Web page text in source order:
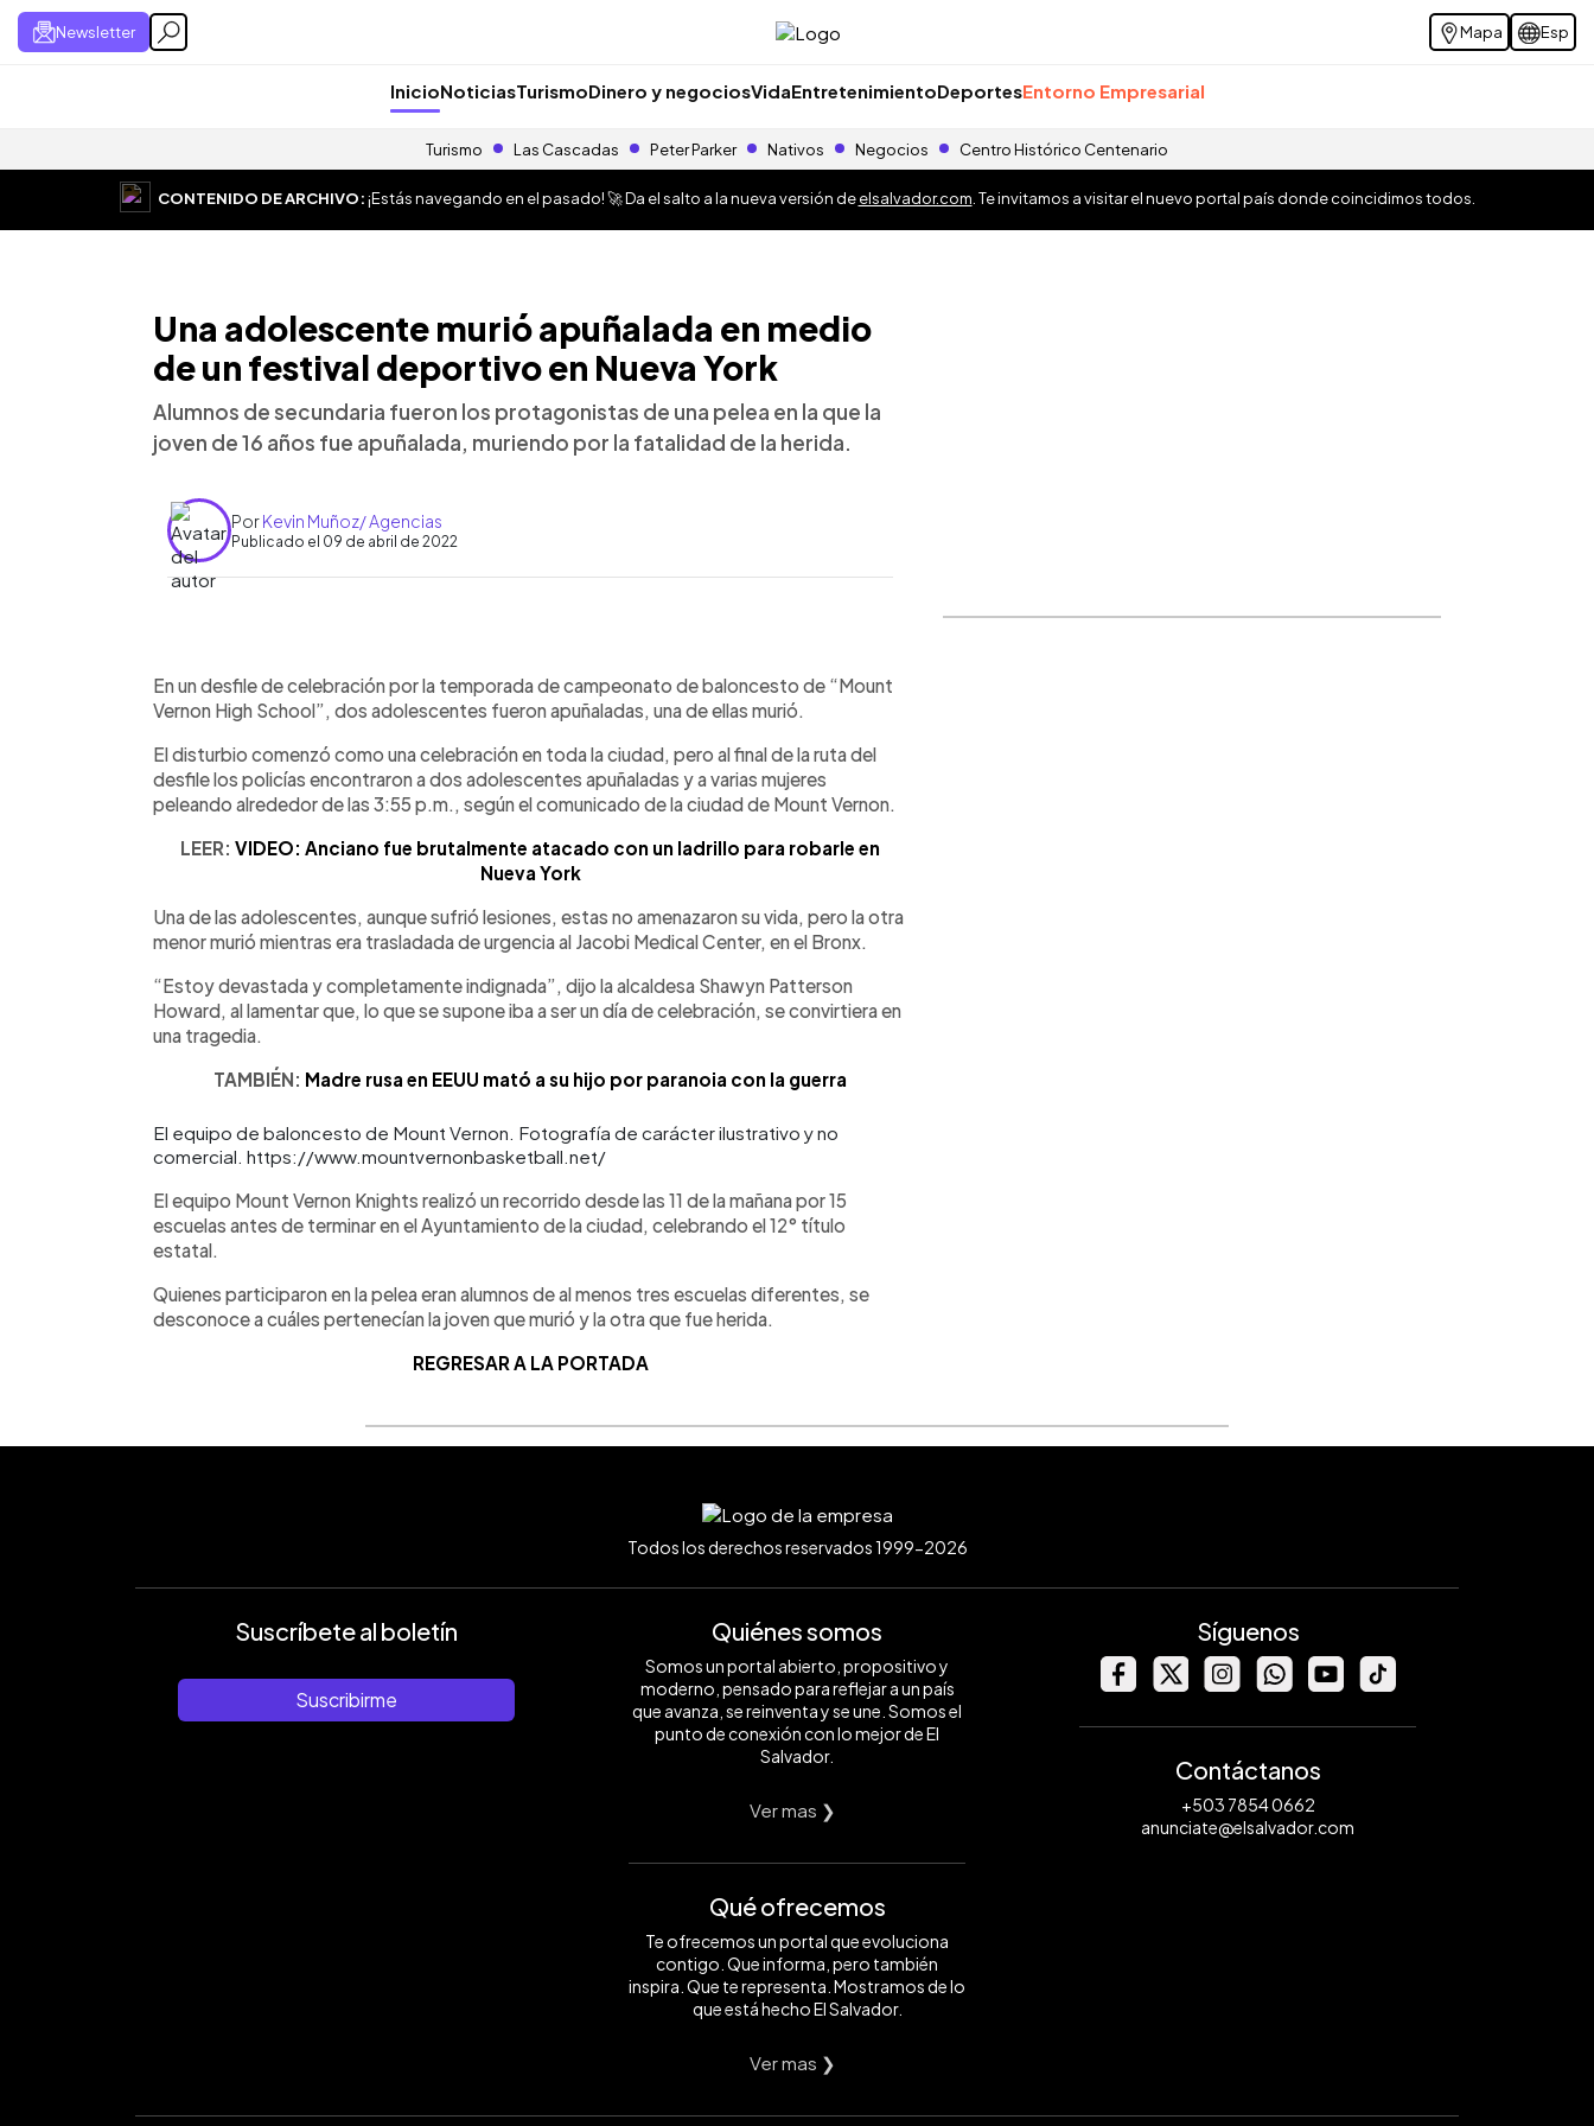
Newsletter Mapa Esp
InicioNoticiasTurismoDinero y negociosVidaEntretenimientoDeportesEntorno Empresarial
Turismo Las Cascadas Peter Parker Nativos Negocios Centro Histórico Centenario
CONTENIDO DE ARCHIVO:¡Estás navegando en el pasado! 🚀 Da el salto a la nueva versión deelsalvador.com . Te invitamos a visitar el nuevo portal país donde coincidimos todos.
Una adolescente murió apuñalada en medio
de un festival deportivo en Nueva York
Alumnos de secundaria fueron los protagonistas de una pelea en la que la
joven de 16 años fue apuñalada, muriendo por la fatalidad de la herida.
PorKevin Muñoz/ Agencias
Publicado el 09 de abril de 2022
► Escuchar artículo
En un desfile de celebración por la temporada de campeonato de baloncesto de “Mount
Vernon High School”, dos adolescentes fueron apuñaladas, una de ellas murió.
El disturbio comenzó como una celebración en toda la ciudad, pero al final de la ruta del
desfile los policías encontraron a dos adolescentes apuñaladas y a varias mujeres
peleando alrededor de las 3:55 p.m., según el comunicado de la ciudad de Mount Vernon.
LEER: VIDEO: Anciano fue brutalmente atacado con un ladrillo para robarle en
Nueva York
Una de las adolescentes, aunque sufrió lesiones, estas no amenazaron su vida, pero la otra
menor murió mientras era trasladada de urgencia al Jacobi Medical Center, en el Bronx.
“Estoy devastada y completamente indignada”, dijo la alcaldesa Shawyn Patterson
Howard, al lamentar que, lo que se supone iba a ser un día de celebración, se convirtiera en
una tragedia.
TAMBIÉN: Madre rusa en EEUU mató a su hijo por paranoia con la guerra
El equipo de baloncesto de Mount Vernon. Fotografía de carácter ilustrativo y no
comercial. https://www.mountvernonbasketball.net/
El equipo Mount Vernon Knights realizó un recorrido desde las 11 de la mañana por 15
escuelas antes de terminar en el Ayuntamiento de la ciudad, celebrando el 12° título
estatal.
Quienes participaron en la pelea eran alumnos de al menos tres escuelas diferentes, se
desconoce a cuáles pertenecían la joven que murió y la otra que fue herida.
REGRESAR A LA PORTADA
Todos los derechos reservados 1999-2026
Suscríbete al boletín
Suscribirme
Quiénes somos
Somos un portal abierto, propositivo y
moderno, pensado para reflejar a un país
que avanza, se reinventa y se une. Somos el
punto de conexión con lo mejor de El
Salvador.
Ver mas ❯
Qué ofrecemos
Te ofrecemos un portal que evoluciona
contigo. Que informa, pero también
inspira. Que te representa. Mostramos de lo
que está hecho El Salvador.
Ver mas ❯
Síguenos
Contáctanos
+503 7854 0662
anunciate@elsalvador.com